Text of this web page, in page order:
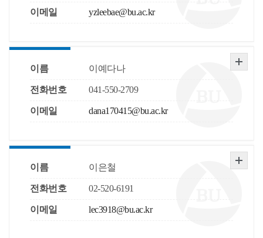
이메일 yzleebae@bu.ac.kr
이름 이예다나
전화번호 041-550-2709
이메일 dana170415@bu.ac.kr
이름 이은철
전화번호 02-520-6191
이메일 lec3918@bu.ac.kr